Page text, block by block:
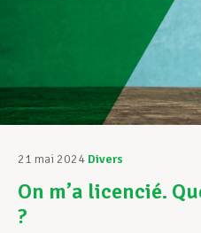
Structures
Assistance au
Vos droits
21 mai 2024 Divers
On m’a licencié.
?